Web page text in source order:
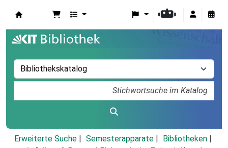
Erweiterte Suche Semesterapparate
Bibliotheken